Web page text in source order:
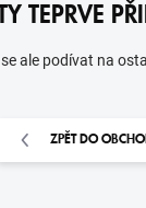
TEPRVE
ale podívat na
ZPĚT DO